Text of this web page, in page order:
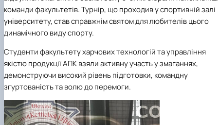
команди факультетів. Турнір, що проходив у спортивній залі
університету, став справжнім святом для любителів цього
динамічного виду спорту.
Студенти факультету харчових технологій та управління
якістю продукції АПК взяли активну участь у змаганнях,
демонструючи високий рівень підготовки, командну
згуртованість та волю до перемоги.